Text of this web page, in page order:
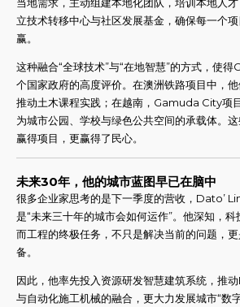
立技术转移中心与社区发展基金，确保每一个
赢。
这种融合“全球技术”与“在地智慧”的方式，使
个国家政府的高度评价。在澳洲铁路项目中，
推动土木课程实践；在越南，Gamuda City项
为城市公园、学校与绿色公共空间的承载体。
赢得项目，更赢得了民心。
未来30年，他的城市蓝图早已在脑中
很多企业家思考的是下一季度的营收，Dato’
是“未来三十年的城市会如何运作”。他深知，科
而工程的终极任务，不只是解决当前的问题，
备。
因此，他率先投入资源研发智慧建筑系统，推动
与自动化施工机械的融合，更大力发展城市“数